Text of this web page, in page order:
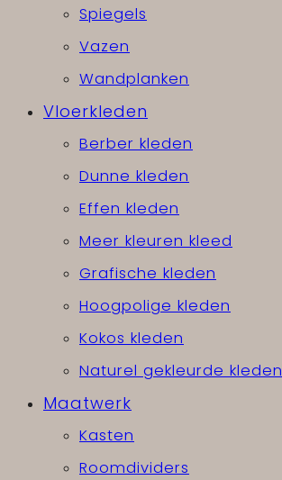
Spiegels
Vazen
Wandplanken
Vloerkleden
Berber kleden
Dunne kleden
Effen kleden
Meer kleuren kleed
Grafische kleden
Hoogpolige kleden
Kokos kleden
Naturel gekleurde kleden
Maatwerk
Kasten
Roomdividers